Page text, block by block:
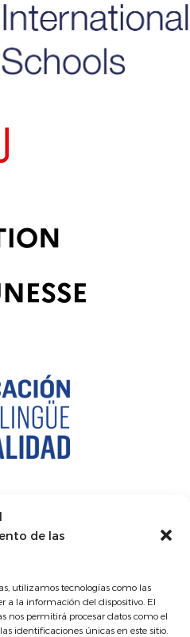
de las
utilizamos tecnologías como las
a la información del dispositivo. El
nos permitirá procesar datos como el
identificaciones únicas en este sitio.